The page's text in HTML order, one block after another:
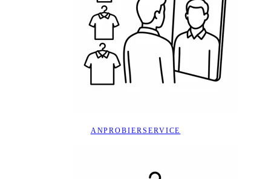
ANPROBIERSERVICE